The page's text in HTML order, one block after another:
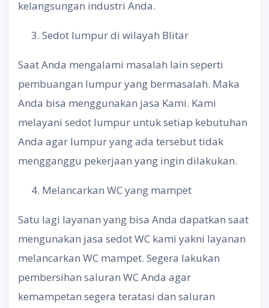
kelangsungan industri Anda.
Sedot lumpur di wilayah Blitar
Saat Anda mengalami masalah lain seperti
pembuangan lumpur yang bermasalah. Maka
Anda bisa menggunakan jasa Kami. Kami
melayani sedot lumpur untuk setiap kebutuhan
Anda agar lumpur yang ada tersebut tidak
mengganggu pekerjaan yang ingin dilakukan.
Melancarkan WC yang mampet
Satu lagi layanan yang bisa Anda dapatkan saat
mengunakan jasa sedot WC kami yakni layanan
melancarkan WC mampet. Segera lakukan
pembersihan saluran WC Anda agar
kemampetan segera teratasi dan saluran